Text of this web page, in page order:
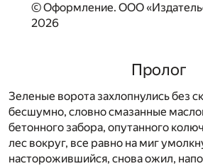
© Оформление. ООО
2026
Пролог
Зеленые ворота захлопнулись без
бесшумно, словно смазанные
бетонного забора, опутанного
лес вокруг, все равно на миг
насторожившийся, снова ожил,